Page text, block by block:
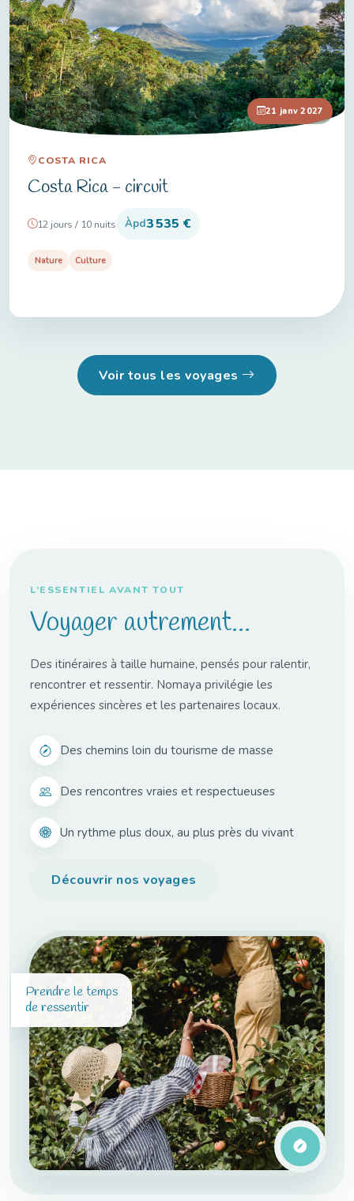
21 janv 2027
COSTA RICA
Costa Rica - circuit
12 jours / 10 nuits Àpd3 535 €
Nature Culture
Voir tous les voyages
L’ESSENTIEL AVANT TOUT
Voyager autrement...
Des itinéraires à taille humaine, pensés pour ralentir,
rencontrer et ressentir. Nomaya privilégie les
expériences sincères et les partenaires locaux.
Des chemins loin du tourisme de masse
Des rencontres vraies et respectueuses
Un rythme plus doux, au plus près du vivant
Découvrir nos voyages
Prendre le temps
de ressentir